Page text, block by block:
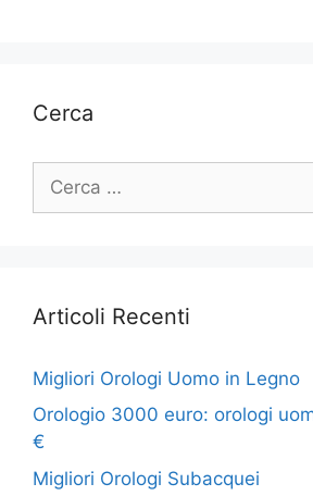
Cerca
per:
Articoli Recenti
Migliori Orologi Uomo in Legno
Orologio 3000 euro: orologi
€
Migliori Orologi Subacquei